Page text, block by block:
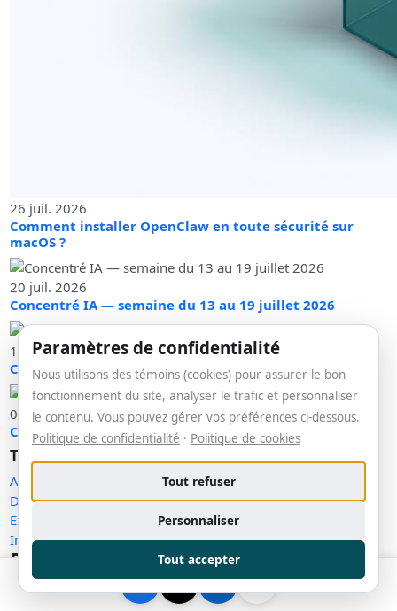
26 juil. 2026
Comment installer OpenClaw en toute sécurité sur
macOS ?
20 juil. 2026
Concentré IA — semaine du 13 au 19 juillet 2026
13 juil. 2026
Concentré IA - semaine du 6 au 12 juillet 2026
05 juil. 2026
Concentré IA - semaine du 29 juin au 5 juillet 2026
Tags
Avancé
Débutant
Expert
Intermédiaire
Restez informé
Inscrivez-vous pour recevoir nos derniers articles.
Paramètres de confidentialité
Nous utilisons des témoins (cookies) pour assurer le bon
fonctionnement du site, analyser le trafic et personnaliser
le contenu. Vous pouvez gérer vos préférences ci-dessous.
Politique de confidentialité · Politique de cookies
Tout refuser
Personnaliser
Tout accepter